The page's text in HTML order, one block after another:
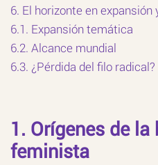
6. El horizonte en expansión
6.1. Expansión temática
6.2. Alcance mundial
6.3. ¿Pérdida del filo radical?
1. Orígenes de
feminista